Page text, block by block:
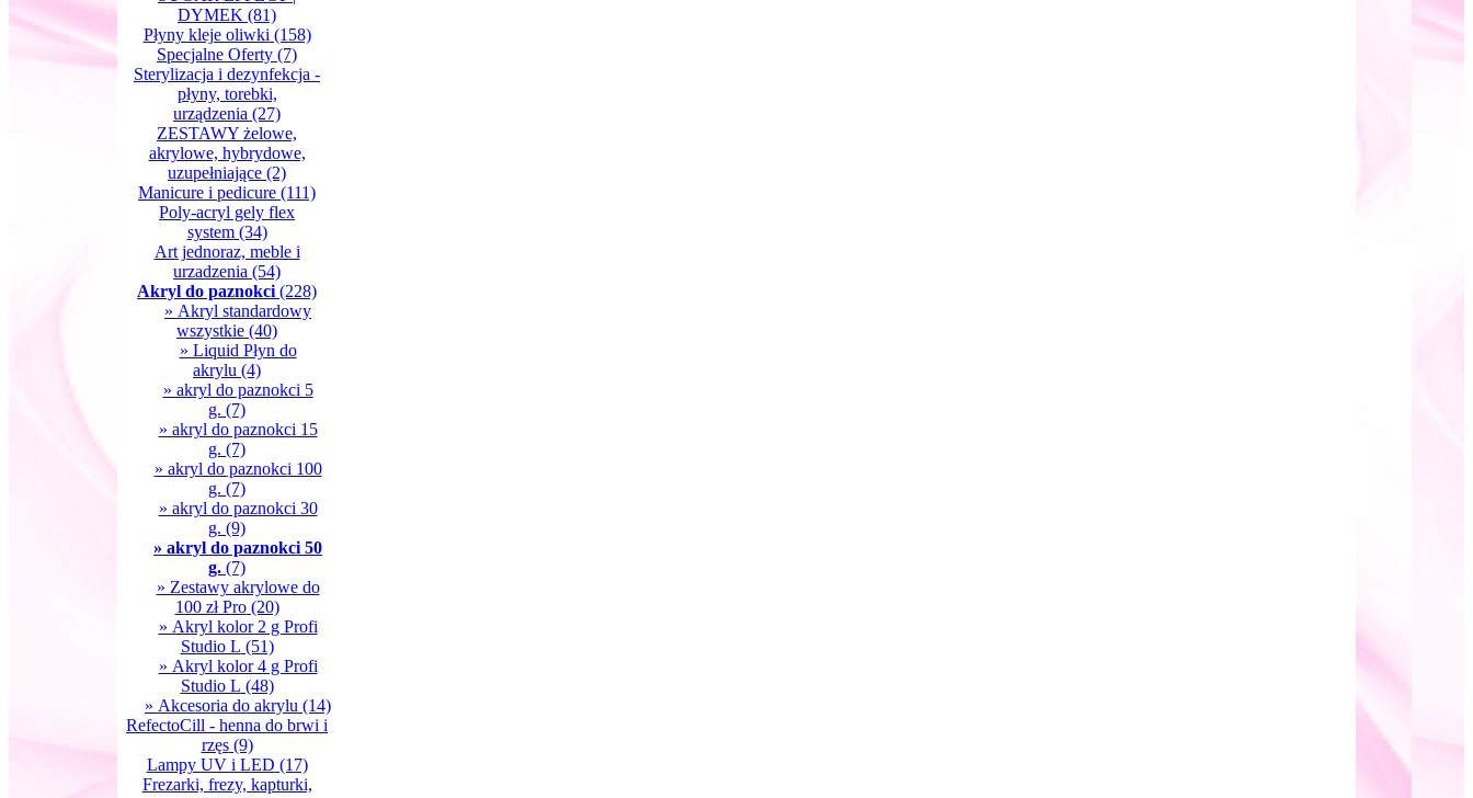
DYMEK (81)
Płyny kleje oliwki (158)
Specjalne Oferty (7)
Sterylizacja i dezynfekcja -
płyny, torebki,
urządzenia (27)
ZESTAWY żelowe,
akrylowe, hybrydowe,
uzupełniające (2)
Manicure i pedicure (111)
Poly-acryl gely flex
system(34)
Art jednoraz, meble i
urzadzenia (54)
Akryl do paznokci (228)
» Akryl standardowy
wszystkie (40)
» Liquid Płyn do
akrylu (4)
» akryl do paznokci 5
g. (7)
» akryl do paznokci 15
g. (7)
» akryl do paznokci 100
g. (7)
» akryl do paznokci 30
g. (9)
» akryl do paznokci 50
g. (7)
» Zestawy akrylowe do
100 zł Pro(20)
» Akryl kolor 2 g Profi
Studio L (51)
» Akryl kolor 4 g Profi
Studio L (48)
» Akcesoria do akrylu (14)
RefectoCill - henna do brwi i
rzęs(9)
Lampy UV i LED (17)
Frezarki, frezy, kapturki,